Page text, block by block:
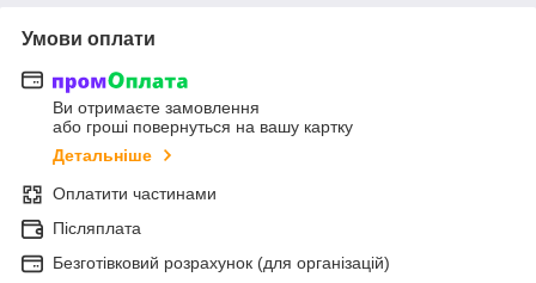
Умови оплати
Ви отримаєте замовлення
або гроші повернуться на вашу картку
Детальніше
Оплатити частинами
Післяплата
Безготівковий розрахунок (для організацій)